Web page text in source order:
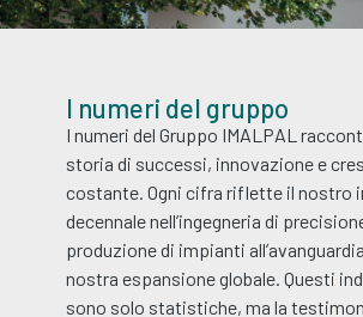
I numeri del gruppo
I numeri del Gruppo IMALPAL
storia di successi, innovazione e
costante. Ogni cifra riflette il nostro
decennale nell’ingegneria di
produzione di impianti
nostra espansione globale. Questi
sono solo statistiche, ma la